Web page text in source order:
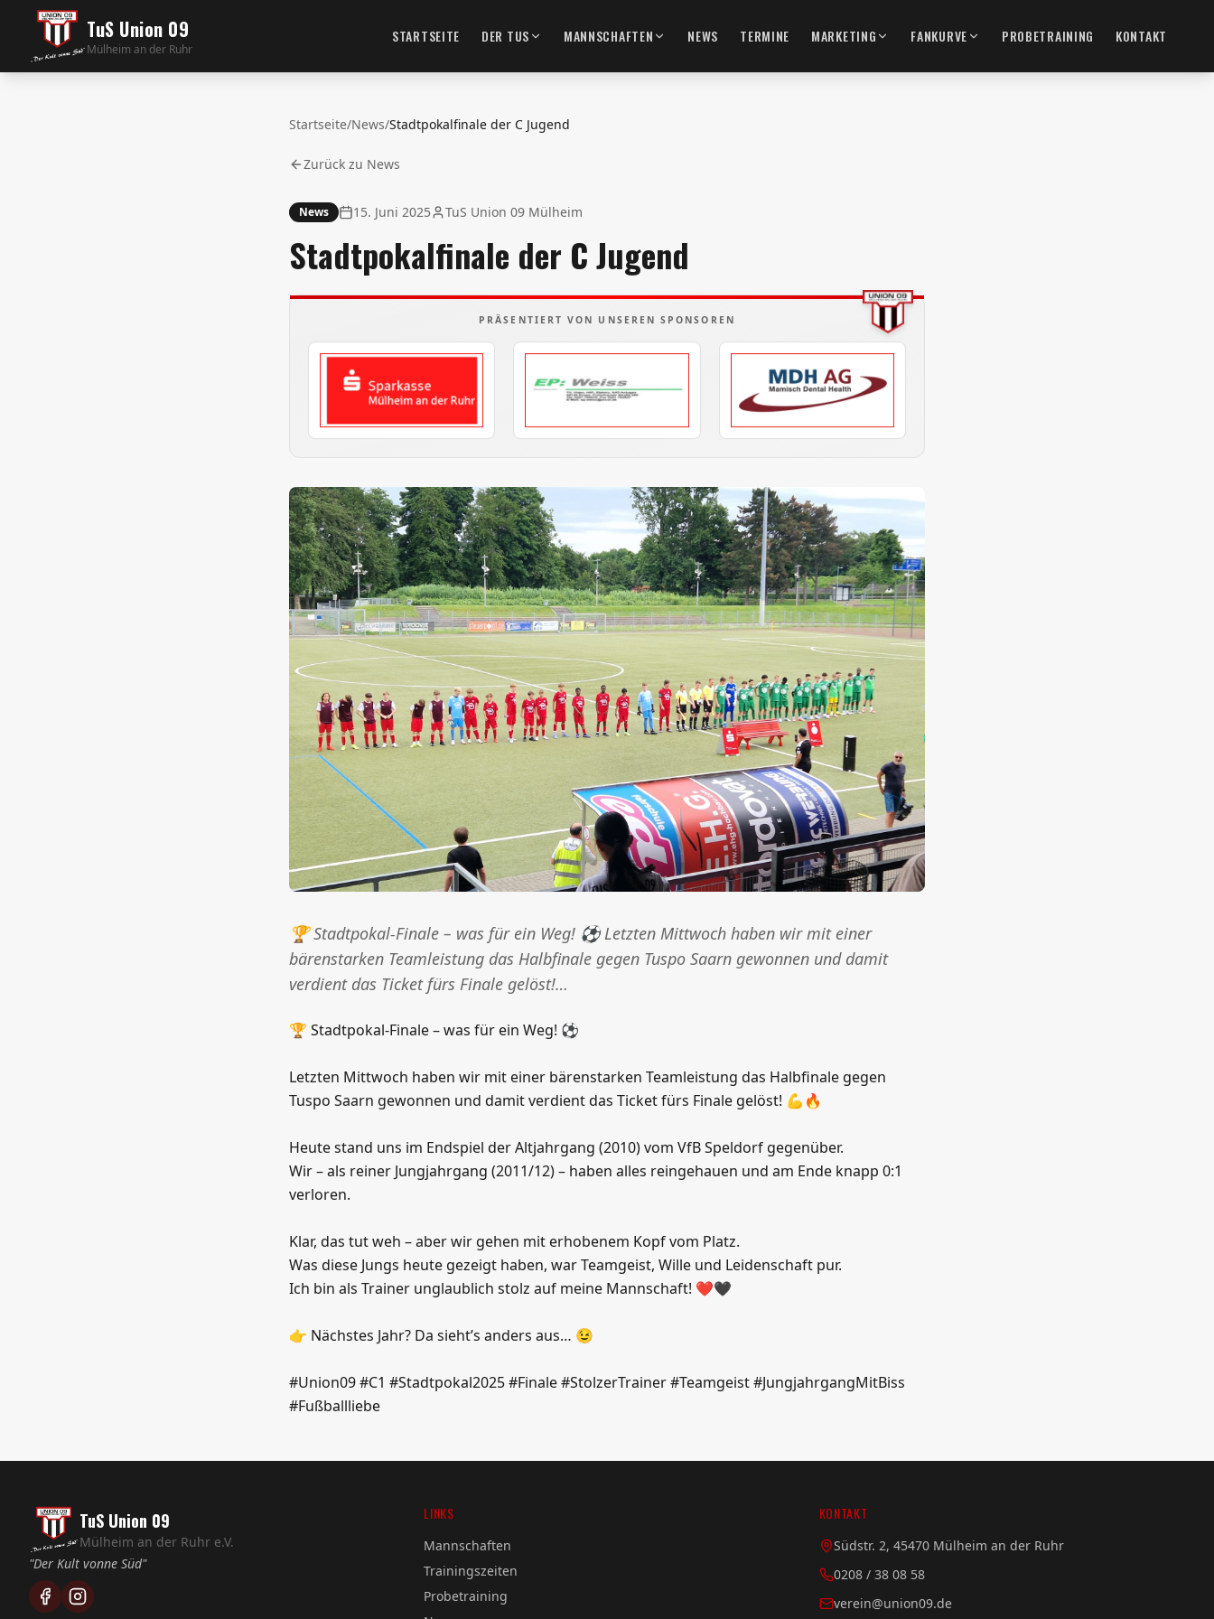
TuS Union 09
Mülheim an der Ruhr
STARTSEITE DER TUS MANNSCHAFTEN NEWS TERMINE MARKETING FANKURVE PROBETRAINING KONTAKT
Startseite/News/Stadtpokalfinale der C Jugend
Zurück zu News
News 15. Juni 2025 TuS Union 09 Mülheim
Stadtpokalfinale der C Jugend
PRÄSENTIERT VON UNSEREN SPONSOREN
🏆 Stadtpokal-Finale – was für ein Weg! ⚽️ Letzten Mittwoch haben wir mit einer
bärenstarken Teamleistung das Halbfinale gegen Tuspo Saarn gewonnen und damit
verdient das Ticket fürs Finale gelöst!…
🏆 Stadtpokal-Finale – was für ein Weg! ⚽️
Letzten Mittwoch haben wir mit einer bärenstarken Teamleistung das Halbfinale gegen
Tuspo Saarn gewonnen und damit verdient das Ticket fürs Finale gelöst! 💪🔥
Heute stand uns im Endspiel der Altjahrgang (2010) vom VfB Speldorf gegenüber.
Wir – als reiner Jungjahrgang (2011/12) – haben alles reingehauen und am Ende knapp 0:1
verloren.
Klar, das tut weh – aber wir gehen mit erhobenem Kopf vom Platz.
Was diese Jungs heute gezeigt haben, war Teamgeist, Wille und Leidenschaft pur.
Ich bin als Trainer unglaublich stolz auf meine Mannschaft! ❤️🖤
👉 Nächstes Jahr? Da sieht’s anders aus… 😉
#Union09 #C1 #Stadtpokal2025 #Finale #StolzerTrainer #Teamgeist #JungjahrgangMitBiss
#Fußballliebe
TuS Union 09
Mülheim an der Ruhr e.V.
"Der Kult vonne Süd"
LINKS
Mannschaften
Trainingszeiten
Probetraining
KONTAKT
Südstr. 2, 45470 Mülheim an der Ruhr
0208 / 38 08 58
verein@union09.de